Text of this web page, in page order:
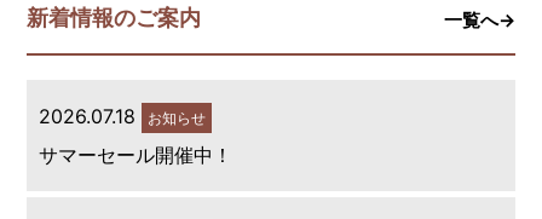
新着情報のご案内 一覧へ→
2026.07.18 お知らせ
サマーセール開催中！